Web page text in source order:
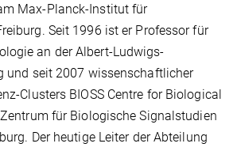
Max-Planck-Institut für
Seit 1996 ist er Professor für
an der Albert-Ludwigs-
und seit 2007 wissenschaftlicher
Clusters BIOSS Centre for Biological
für Biologische Signalstudien
Der heutige Leiter der Abteilung